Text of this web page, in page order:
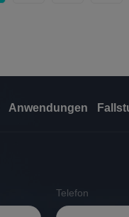
Anwendungen
Telefon